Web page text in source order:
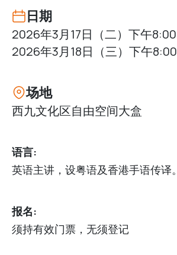
日期
2026年3月17日（二）下午8:00
2026年3月18日（三）下午8:00
场地
西九文化区自由空间大盒
语言:
英语主讲，设粤语及香港手语传译。
报名:
须持有效门票，无须登记